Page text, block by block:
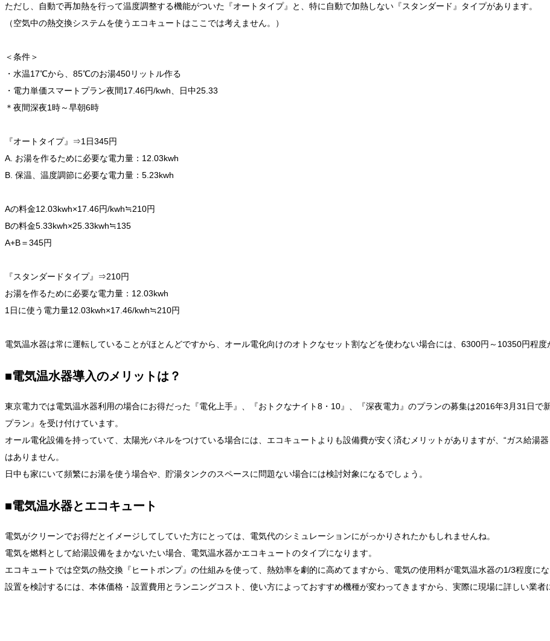
ただし、自動で再加熱を行って温度調整する機能がついた『オートタイプ』と、特に自動で加熱しない『スタンダード』タイプがあります。
（空気中の熱交換システムを使うエコキュートはここでは考えません。）
＜条件＞
・水温17℃から、85℃のお湯450リットル作る
・電力単価スマートプラン夜間17.46円/kwh、日中25.33
＊夜間深夜1時～早朝6時
『オートタイプ』⇒1日345円
A. お湯を作るために必要な電力量：12.03kwh
B. 保温、温度調節に必要な電力量：5.23kwh
Aの料金12.03kwh×17.46円/kwh≒210円
Bの料金5.33kwh×25.33kwh≒135
A+B＝345円
『スタンダードタイプ』⇒210円
お湯を作るために必要な電力量：12.03kwh
1日に使う電力量12.03kwh×17.46/kwh≒210円
電気温水器は常に運転していることがほとんどですから、オール電化向けのオトクなセット割などを使わない場合には、6300円～10350円程度
■電気温水器導入のメリットは？
東京電力では電気温水器利用の場合にお得だった『電化上手』、『おトクなナイト8・10』、『深夜電力』のプランの募集は2016年3月31日で
プラン』を受け付けています。
オール電化設備を持っていて、太陽光パネルをつけている場合には、エコキュートよりも設備費が安く済むメリットがありますが、“ガス給湯
はありません。
日中も家にいて頻繁にお湯を使う場合や、貯湯タンクのスペースに問題ない場合には検討対象になるでしょう。
■電気温水器とエコキュート
電気がクリーンでお得だとイメージしてしていた方にとっては、電気代のシミュレーションにがっかりされたかもしれませんね。
電気を燃料として給湯設備をまかないたい場合、電気温水器かエコキュートのタイプになります。
エコキュートでは空気の熱交換『ヒートポンプ』の仕組みを使って、熱効率を劇的に高めてますから、電気の使用料が電気温水器の1/3程度にな
設置を検討するには、本体価格・設置費用とランニングコスト、使い方によっておすすめ機種が変わってきますから、実際に現場に詳しい業者